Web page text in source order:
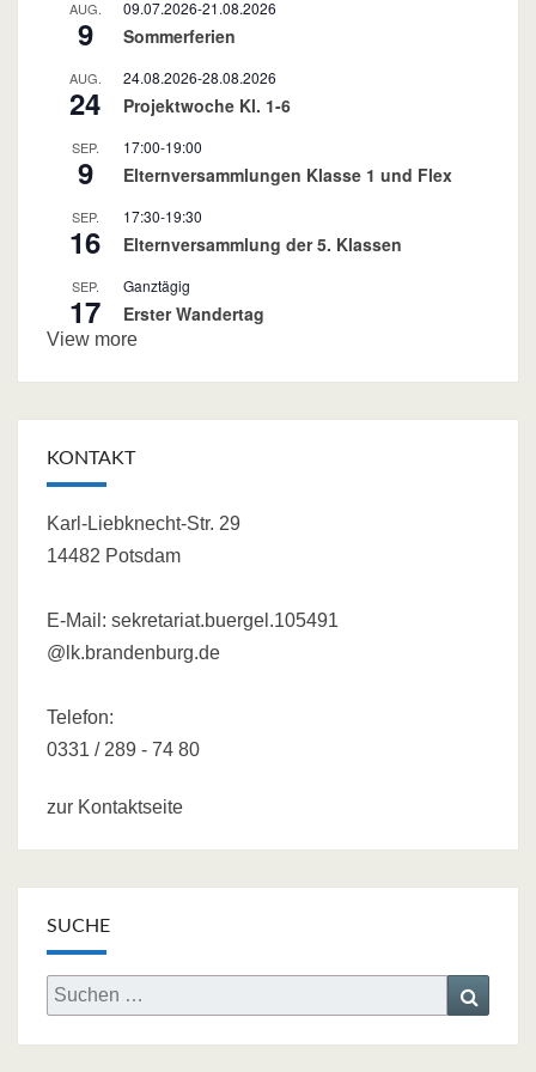
AUG.
9
09.07.2026-21.08.2026
Sommerferien
AUG.
24
24.08.2026-28.08.2026
Projektwoche Kl. 1-6
SEP.
9
17:00-19:00
Elternversammlungen Klasse 1 und Flex
SEP.
16
17:30-19:30
Elternversammlung der 5. Klassen
SEP.
17
Ganztägig
Erster Wandertag
View more
KONTAKT
Karl-Liebknecht-Str. 29
14482 Potsdam
E-Mail: sekretariat.buergel.105491
@lk.brandenburg.de
Telefon:
0331 / 289 - 74 80
zur Kontaktseite
SUCHE
Search
for: